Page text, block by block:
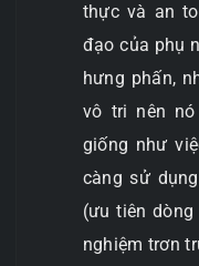
thực và an
đạo của phụ
hưng phấn,
vô tri nên
giống như
càng sử
(ưu tiên
nghiệm trơn